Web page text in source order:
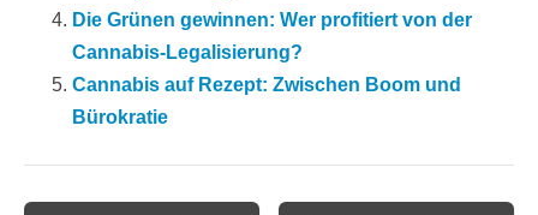
Die Grünen gewinnen: Wer profitiert von der
Cannabis-Legalisierung?
Cannabis auf Rezept: Zwischen Boom und
Bürokratie